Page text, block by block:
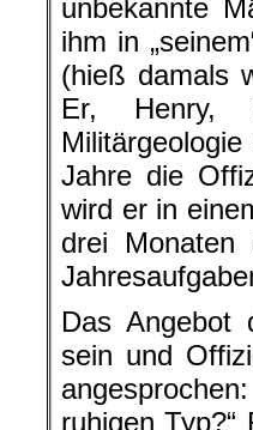
unbekannte
ihm in
(hieß damals
Er, Henry,
Jahre die
wird er in
drei
Das Angebot
sein und
ruhigen